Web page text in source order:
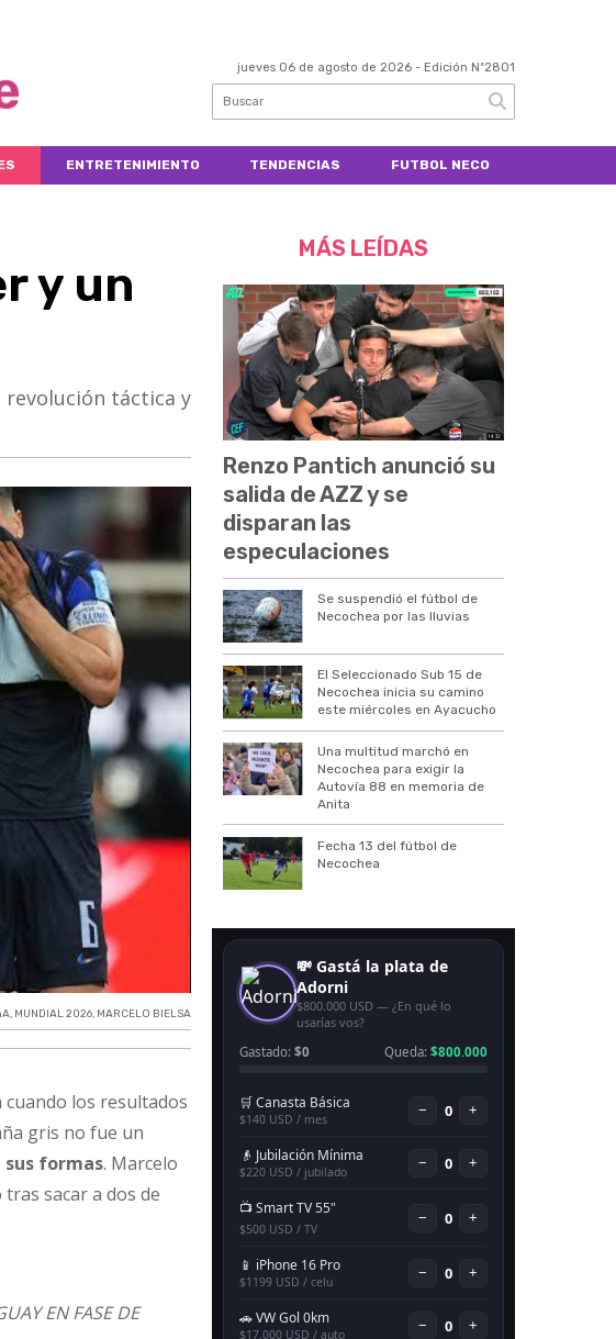
jueves 06 de agosto de 2026 - Edición Nº2801
ENTRETENIMIENTO TENDENCIAS FUTBOL NECO
y un
revolución táctica y
, MUNDIAL 2026, MARCELO BIELSA
los resultados
gris no fue un
sus formas. Marcelo
sacar a dos de
EN FASE DE
MÁS LEÍDAS
Renzo Pantich anunció su
salida de AZZ y se
disparan las
especulaciones
Se suspendió el fútbol de
Necochea por las lluvias
El Seleccionado Sub 15 de
Necochea inicia su camino
este miércoles en Ayacucho
Una multitud marchó en
Necochea para exigir la
Autovía 88 en memoria de
Anita
Fecha 13 del fútbol de
Necochea